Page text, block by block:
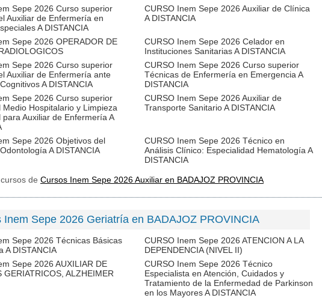
Sepe 2026 Curso superior
Auxiliar de Enfermería en
A DISTANCIA
CURSO Inem Sepe 2026 Auxiliar de Clínica
A DISTANCIA
Sepe 2026 OPERADOR DE
CURSO Inem Sepe 2026 Celador en
Instituciones Sanitarias A DISTANCIA
Sepe 2026 Curso superior
Auxiliar de Enfermería ante
A DISTANCIA
CURSO Inem Sepe 2026 Curso superior
Técnicas de Enfermería en Emergencia A
DISTANCIA
Sepe 2026 Curso superior
Medio Hospitalario y Limpieza
Auxiliar de Enfermería A
CURSO Inem Sepe 2026 Auxiliar de
Transporte Sanitario A DISTANCIA
Sepe 2026 Objetivos del
A DISTANCIA
CURSO Inem Sepe 2026 Técnico en
Análisis Clínico: Especialidad Hematología A
DISTANCIA
de Cursos Inem Sepe 2026 Auxiliar en BADAJOZ PROVINCIA
Inem Sepe 2026 Geriatría en BADAJOZ PROVINCIA
Sepe 2026 Técnicas Básicas
A DISTANCIA
CURSO Inem Sepe 2026 ATENCION A LA
DEPENDENCIA (NIVEL II)
Sepe 2026 AUXILIAR DE
GERIATRICOS, ALZHEIMER
CURSO Inem Sepe 2026 Técnico
Especialista en Atención, Cuidados y
Tratamiento de la Enfermedad de Parkinson
en los Mayores A DISTANCIA